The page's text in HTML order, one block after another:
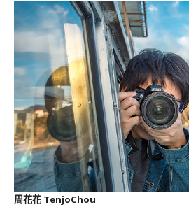
周花花 TenjoChou